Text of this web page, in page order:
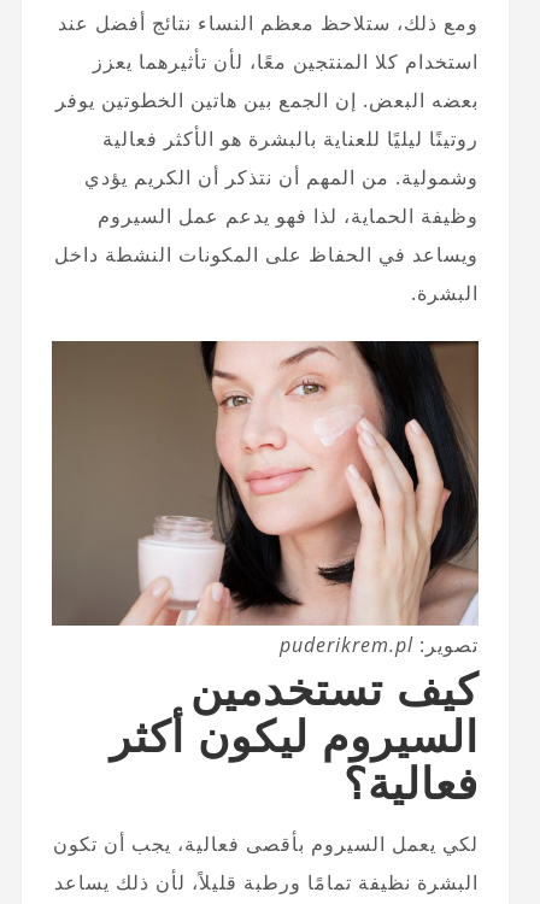
ومع ذلك، ستلاحظ معظم النساء نتائج أفضل عند
استخدام كلا المنتجين معًا، لأن تأثيرهما يعزز
بعضه البعض. إن الجمع بين هاتين الخطوتين يوفر
روتينًا ليليًا للعناية بالبشرة هو الأكثر فعالية
وشمولية. من المهم أن نتذكر أن الكريم يؤدي
وظيفة الحماية، لذا فهو يدعم عمل السيروم
ويساعد في الحفاظ على المكونات النشطة داخل
البشرة.
تصوير: puderikrem.pl
كيف تستخدمين
السيروم ليكون أكثر
فعالية؟
لكي يعمل السيروم بأقصى فعالية، يجب أن تكون
البشرة نظيفة تمامًا ورطبة قليلاً، لأن ذلك يساعد